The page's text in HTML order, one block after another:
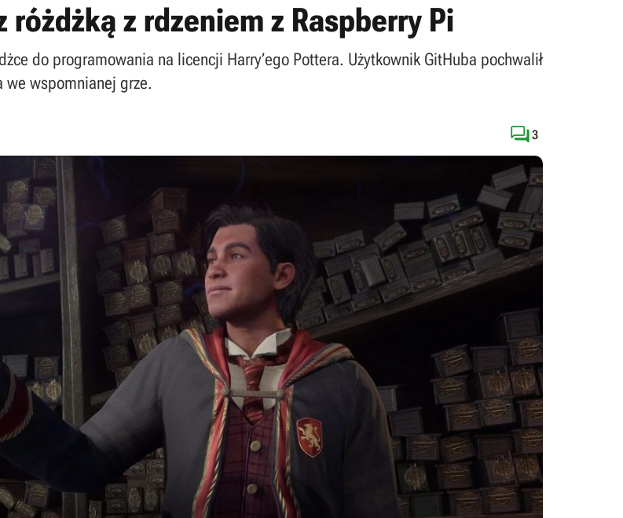
z rdzeniem z Raspberry Pi
do programowania na licencji Harry’ego Pottera. Użytkownik GitHuba pochwalił
we wspomnianej grze.
3